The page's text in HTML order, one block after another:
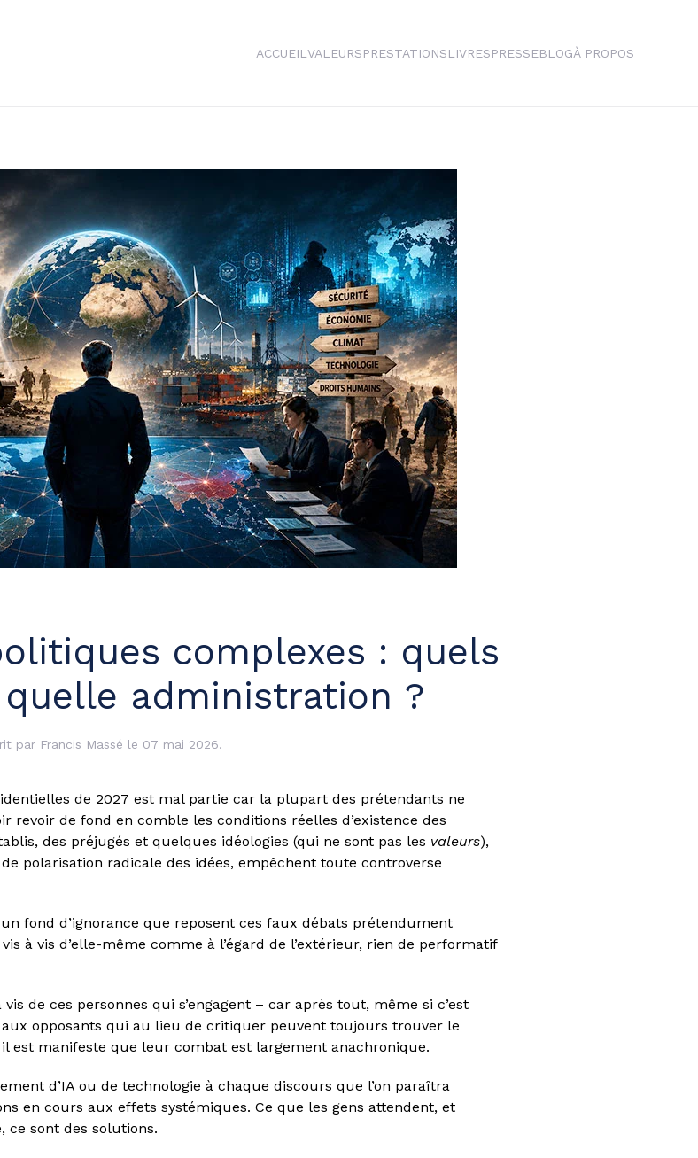
ACCUEIL VALEURSPRESTATIONSLIVRESPRESSEBLOGÀ PROPOS
complexes : quels
administration ?
par Francis Massé le 07 mai 2026.
de 2027 est mal partie car la plupart des prétendants ne
revoir de fond en comble les conditions réelles d’existence des
des préjugés et quelques idéologies (qui ne sont pas les valeurs),
polarisation radicale des idées, empêchent toute controverse
fond d’ignorance que reposent ces faux débats prétendument
à vis d’elle-même comme à l’égard de l’extérieur, rien de performatif
de ces personnes qui s’engagent – car après tout, même si c’est
opposants qui au lieu de critiquer peuvent toujours trouver le
est manifeste que leur combat est largement anachronique.
d’IA ou de technologie à chaque discours que l’on paraîtra
en cours aux effets systémiques. Ce que les gens attendent, et
ce sont des solutions.